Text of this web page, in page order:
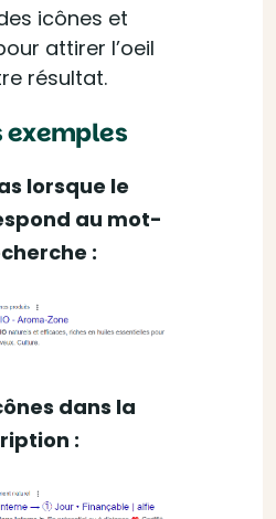
icônes et
attirer l’oeil
résultat.
exemples
lorsque le
au mot-
:
dans la
: